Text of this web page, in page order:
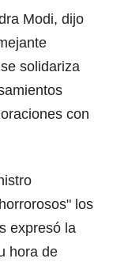
Modi, dijo
solidariza
con
los
expresó la
hora de